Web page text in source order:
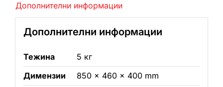
Дополнителни информации
Дополнителни информации
Тежина
5 кг
Димензии
850 × 460 × 400 mm